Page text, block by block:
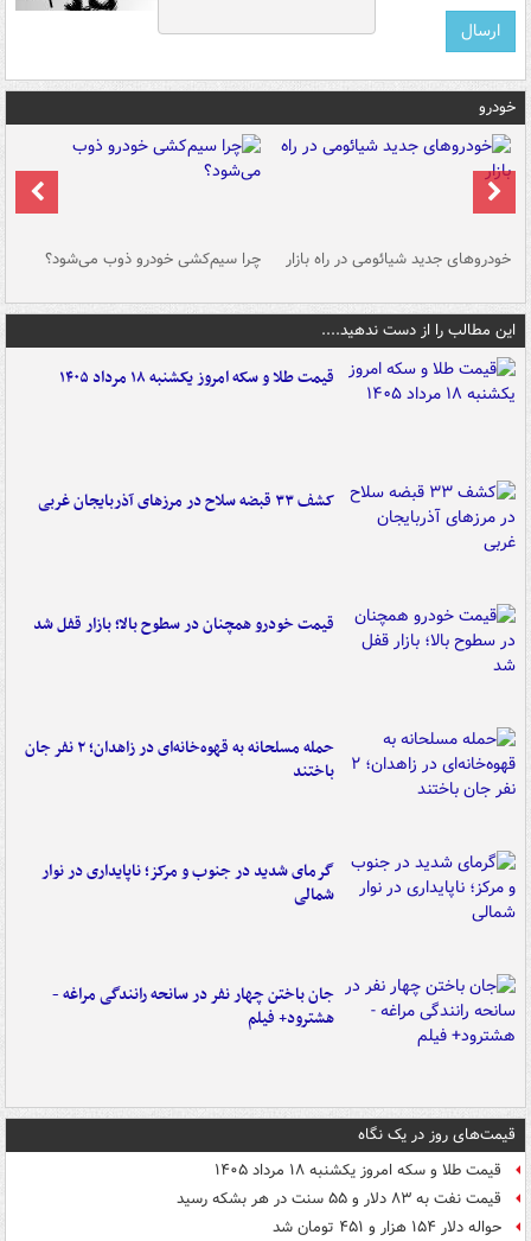
خودرو
خودروهای جدید شیائومی در راه بازار چرا سیم‌کشی خودرو ذوب می‌شود؟
این مطالب را از دست ندهید....
قیمت طلا و سکه امروز یکشنبه ۱۸ مرداد ۱۴۰۵
کشف ۳۳ قبضه سلاح در مرزهای آذربایجان غربی
قیمت خودرو همچنان در سطوح بالا؛ بازار قفل شد
حمله مسلحانه به قهوه‌خانه‌ای در زاهدان؛ ۲ نفر جان
باختند
گرمای شدید در جنوب و مرکز؛ ناپایداری در نوار
شمالی
جان باختن چهار نفر در سانحه رانندگی مراغه -
هشترود+ فیلم
قیمت‌های روز در یک نگاه
قیمت طلا و سکه امروز یکشنبه ۱۸ مرداد ۱۴۰۵
قیمت نفت به ۸۳ دلار و ۵۵ سنت در هر بشکه رسید
حواله دلار ۱۵۴ هزار و ۴۵۱ تومان شد